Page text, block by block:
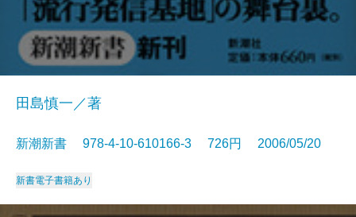
田島慎一／著
新潮新書 978-4-10-610166-3 726円 2006/05/20
新書電子書籍あり